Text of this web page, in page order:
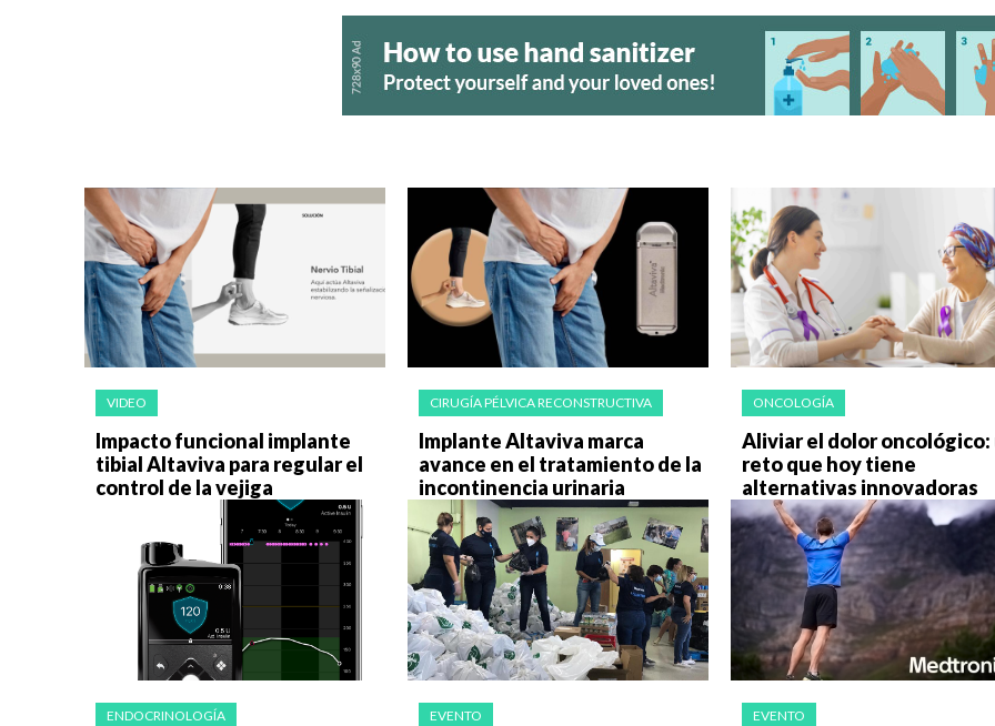
VIDEO
Impacto funcional implante
tibial Altaviva para regular el
control de la vejiga
CIRUGÍA PÉLVICA RECONSTRUCTIVA
Implante Altaviva marca
avance en el tratamiento de la
incontinencia urinaria
ONCOLOGÍA
Aliviar el dolor oncológico:
reto que hoy tiene
alternativas innovadoras
ENDOCRINOLOGÍA EVENTO EVENTO